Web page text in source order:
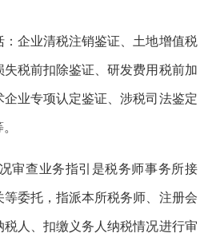
企业清税注销鉴证、土地增值税
税前扣除鉴证、研发费用税前加
业专项认定鉴证、涉税司法鉴定
审查业务指引是税务师事务所接
委托，指派本所税务师、注册会
人、扣缴义务人纳税情况进行审